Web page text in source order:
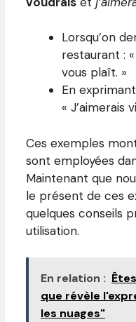
Lorsqu’on
restaurant :
vous plaît. »
En
« J’aimerais
Ces exemples
sont employées
Maintenant que
le présent de ces
quelques conseils
utilisation.
En relation :
que révèle
les nuages"